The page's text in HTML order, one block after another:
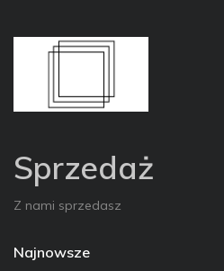
Sprzedaż
Z nami sprzedasz
Najnowsze